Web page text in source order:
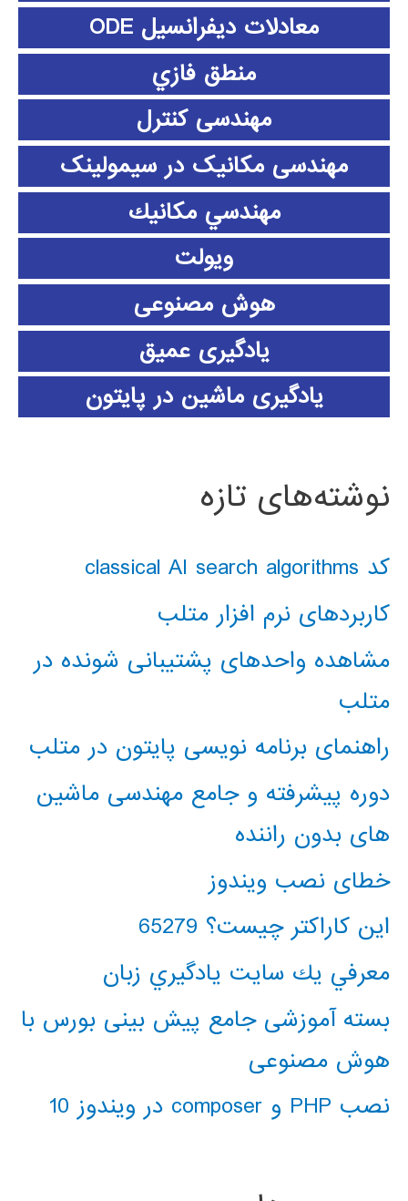
معادلات دیفرانسیل ODE
منطق فازي
مهندسی کنترل
مهندسی مکانیک در سیمولینک
مهندسي مكانيك
ویولت
هوش مصنوعی
یادگیری عمیق
یادگیری ماشین در پایتون
نوشته‌های تازه
کد classical AI search algorithms
کاربردهای نرم افزار متلب
مشاهده واحدهای پشتیبانی شونده در
متلب
راهنمای برنامه نویسی پایتون در متلب
دوره پیشرفته و جامع مهندسی ماشین
های بدون راننده
خطای نصب ویندوز
این کاراکتر چیست؟ 65279
معرفي يك سايت يادگيري زبان
بسته آموزشی جامع پیش بینی بورس با
هوش مصنوعی
نصب PHP و composer در ویندوز 10